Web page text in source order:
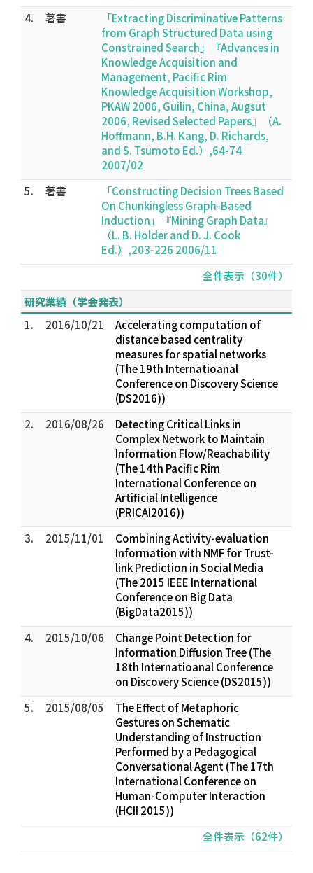
4.
著書
「Extracting Discriminative Patterns
from Graph Structured Data using
Constrained Search」『Advances in
Knowledge Acquisition and
Management, Pacific Rim
Knowledge Acquisition Workshop,
PKAW 2006, Guilin, China, Augsut
2006, Revised Selected Papers』（A.
Hoffmann, B.H. Kang, D. Richards,
and S. Tsumoto Ed.）,64-74
2007/02
5.
著書
「Constructing Decision Trees Based
On Chunkingless Graph-Based
Induction」『Mining Graph Data』
（L. B. Holder and D. J. Cook
Ed.）,203-226 2006/11
全件表示（30件）
研究業績（学会発表）
1.
2016/10/21
Accelerating computation of
distance based centrality
measures for spatial networks
(The 19th Internatioanal
Conference on Discovery Science
(DS2016))
2.
2016/08/26
Detecting Critical Links in
Complex Network to Maintain
Information Flow/Reachability
(The 14th Pacific Rim
International Conference on
Artificial Intelligence
(PRICAI2016))
3.
2015/11/01
Combining Activity-evaluation
Information with NMF for Trust-
link Prediction in Social Media
(The 2015 IEEE International
Conference on Big Data
(BigData2015))
4.
2015/10/06
Change Point Detection for
Information Diffusion Tree (The
18th Internatioanal Conference
on Discovery Science (DS2015))
5.
2015/08/05
The Effect of Metaphoric
Gestures on Schematic
Understanding of Instruction
Performed by a Pedagogical
Conversational Agent (The 17th
International Conference on
Human-Computer Interaction
(HCII 2015))
全件表示（62件）